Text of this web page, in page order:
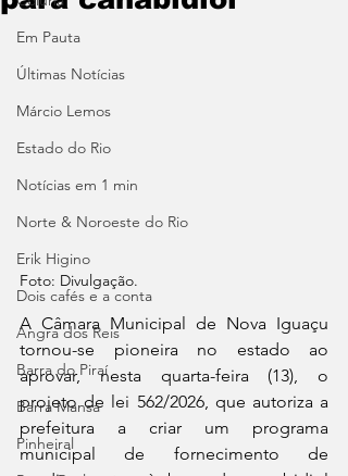
Em Pauta
Últimas Notícias
Márcio Lemos
Estado do Rio
Notícias em 1 min
Norte & Noroeste do Rio
Erik Higino
Dois cafés e a conta
Angra dos Reis
Barra do Piraí
Barra Mansa
Pinheiral
Foto: Divulgação.
A Câmara Municipal de Nova Iguaçu
tornou-se pioneira no estado ao
aprovar, nesta quarta-feira (13), o
projeto de lei 562/2026, que autoriza a
prefeitura a criar um programa
municipal de fornecimento de